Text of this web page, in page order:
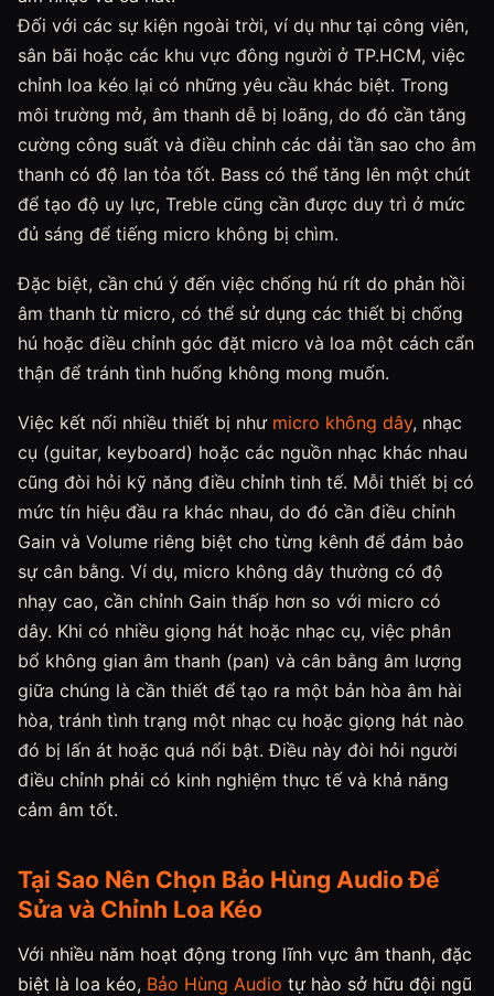
Đối với các sự kiện ngoài trời, ví dụ như tại công viên,
sân bãi hoặc các khu vực đông người ở TP.HCM, việc
chỉnh loa kéo lại có những yêu cầu khác biệt. Trong
môi trường mở, âm thanh dễ bị loãng, do đó cần tăng
cường công suất và điều chỉnh các dải tần sao cho âm
thanh có độ lan tỏa tốt. Bass có thể tăng lên một chút
để tạo độ uy lực, Treble cũng cần được duy trì ở mức
đủ sáng để tiếng micro không bị chìm.
Đặc biệt, cần chú ý đến việc chống hú rít do phản hồi
âm thanh từ micro, có thể sử dụng các thiết bị chống
hú hoặc điều chỉnh góc đặt micro và loa một cách cẩn
thận để tránh tình huống không mong muốn.
Việc kết nối nhiều thiết bị như micro không dây, nhạc
cụ (guitar, keyboard) hoặc các nguồn nhạc khác nhau
cũng đòi hỏi kỹ năng điều chỉnh tinh tế. Mỗi thiết bị có
mức tín hiệu đầu ra khác nhau, do đó cần điều chỉnh
Gain và Volume riêng biệt cho từng kênh để đảm bảo
sự cân bằng. Ví dụ, micro không dây thường có độ
nhạy cao, cần chỉnh Gain thấp hơn so với micro có
dây. Khi có nhiều giọng hát hoặc nhạc cụ, việc phân
bổ không gian âm thanh (pan) và cân bằng âm lượng
giữa chúng là cần thiết để tạo ra một bản hòa âm hài
hòa, tránh tình trạng một nhạc cụ hoặc giọng hát nào
đó bị lấn át hoặc quá nổi bật. Điều này đòi hỏi người
điều chỉnh phải có kinh nghiệm thực tế và khả năng
cảm âm tốt.
Tại Sao Nên Chọn Bảo Hùng Audio Để
Sửa và Chỉnh Loa Kéo
Với nhiều năm hoạt động trong lĩnh vực âm thanh, đặc
biệt là loa kéo, Bảo Hùng Audio tự hào sở hữu đội ngũ